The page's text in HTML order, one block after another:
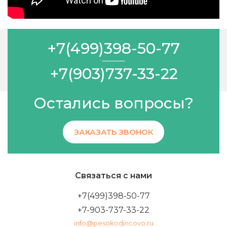
+7(499)398-50-77
+7(903)737-33-22
Остались вопросы?
ЗАКАЗАТЬ ЗВОНОК
Связаться с нами
+7(499)398-50-77
+7-903-737-33-22
info@pesokodincovo.ru